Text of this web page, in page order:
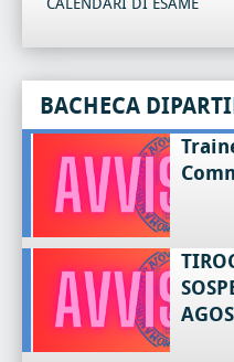
BACHECA